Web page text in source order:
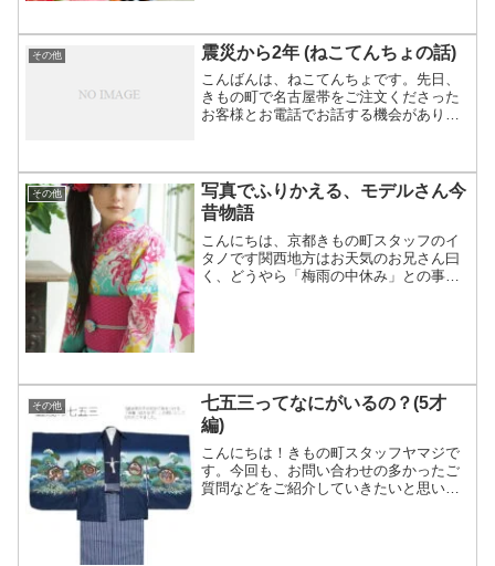
その他 震災から2年 (ねこてんちょの話)
こんばんは、ねこてんちょです。先日、
きもの町で名古屋帯をご注文くださった
お客様とお電話でお話する機会がありま
遭われたことなど分からないほど明る
く、非常に楽しい方だったので...
その他
写真でふりかえる、モデルさん今
昔物語
こんにちは、京都きもの町スタッフのイ
タノです関西地方はお天気のお兄さん曰
く、どうやら「梅雨の中休み」との事で
その他
七五三ってなにがいるの？(5才
編)
こんにちは！きもの町スタッフヤマジで
す。今回も、お問い合わせの多かったご
質問などをご紹介していきたいと思いま